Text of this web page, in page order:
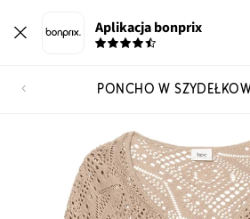
Aplikacja bonprix
PONCHO W